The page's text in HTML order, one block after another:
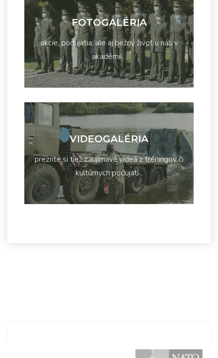
FOTOGALÉRIA
akcie, podujatia, ale aj bežný život u nás v
akadémii...
VIDEOGALÉRIA
prezrite si tiež zaujímavé videá z tréningov či
kultúrnych podujatí...